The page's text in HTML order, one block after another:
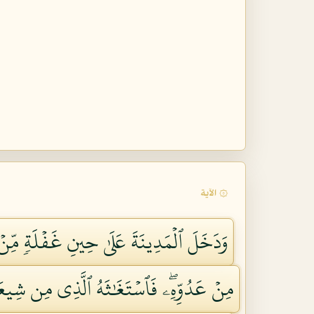
۞ الآية
وَدَخَلَ ٱلۡمَدِينَةَ عَلَىٰ حِينِ غَفۡلَةٖ
مِنۡ عَدُوِّهِۦۖ فَٱسۡتَغَٰثَهُ ٱلَّذِي مِن